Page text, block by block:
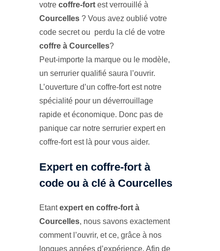
votre coffre-fort est verrouillé à
Courcelles ? Vous avez oublié votre
code secret ou perdu la clé de votre
coffre à Courcelles?
Peut-importe la marque ou le modèle,
un serrurier qualifié saura l’ouvrir.
L’ouverture d’un coffre-fort est notre
spécialité pour un déverrouillage
rapide et économique. Donc pas de
panique car notre serrurier expert en
coffre-fort est là pour vous aider.
Expert en coffre-fort à
code ou à clé à Courcelles
Etantexpert en coffre-fort à
Courcelles, nous savons exactement
comment l’ouvrir, et ce, grâce à nos
longues années d’expérience. Afin de